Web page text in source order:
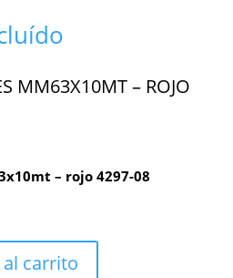
MM63X10MT – ROJO
– rojo 4297-08
carrito